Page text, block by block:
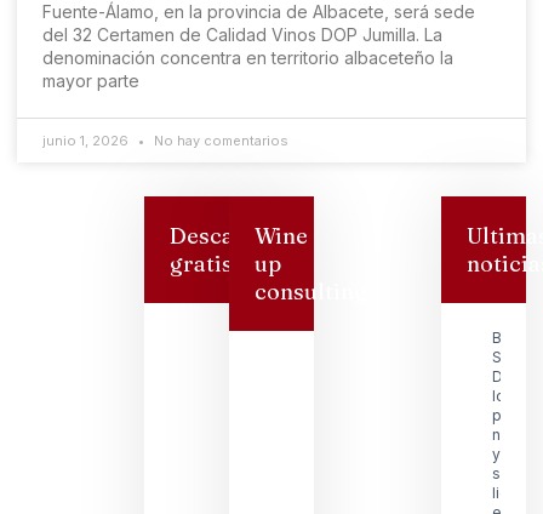
Fuente-Álamo, en la provincia de Albacete, será sede
del 32 Certamen de Calidad Vinos DOP Jumilla. La
denominación concentra en territorio albaceteño la
mayor parte
junio 1, 2026 No hay comentarios
Descarga
gratis
Wine
up
consulting
San
logra
y
su